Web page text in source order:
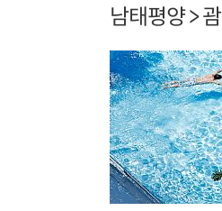
남태평양 > 괌